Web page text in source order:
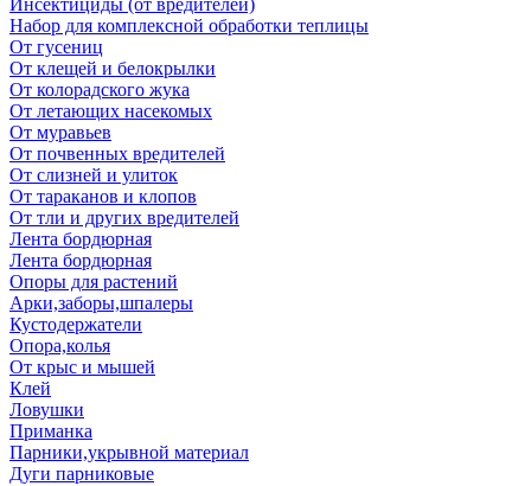
Инсектициды (от вредителей)
Набор для комплексной обработки теплицы
От гусениц
От клещей и белокрылки
От колорадского жука
От летающих насекомых
От муравьев
От почвенных вредителей
От слизней и улиток
От тараканов и клопов
От тли и других вредителей
Лента бордюрная
Лента бордюрная
Опоры для растений
Арки,заборы,шпалеры
Кустодержатели
Опора,колья
От крыс и мышей
Клей
Ловушки
Приманка
Парники,укрывной материал
Дуги парниковые